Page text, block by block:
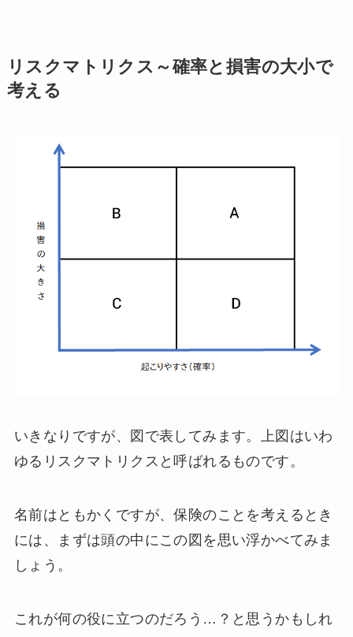
リスクマトリクス～確率と損害の大小で
考える
いきなりですが、図で表してみます。上図はいわ
ゆるリスクマトリクスと呼ばれるものです。
名前はともかくですが、保険のことを考えるとき
には、まずは頭の中にこの図を思い浮かべてみま
しょう。
これが何の役に立つのだろう…？と思うかもしれ